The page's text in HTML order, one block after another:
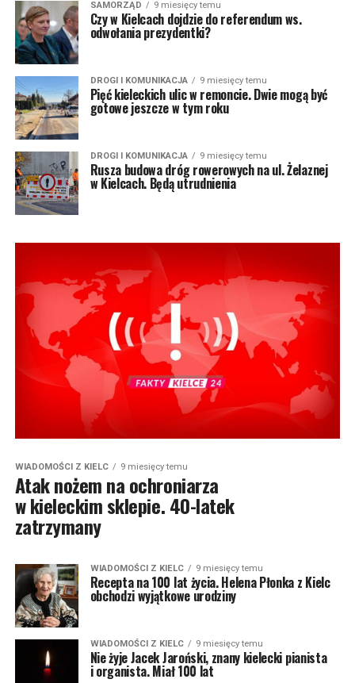
SAMORZĄD 9 miesięcy temu
Czy w Kielcach dojdzie do referendum ws.
odwołania prezydentki?
DROGI I KOMUNIKACJA 9 miesięcy temu
Pięć kieleckich ulic w remoncie. Dwie mogą być
gotowe jeszcze w tym roku
DROGI I KOMUNIKACJA 9 miesięcy temu
Rusza budowa dróg rowerowych na ul. Żelaznej
w Kielcach. Będą utrudnienia
WIADOMOŚCI Z KIELC 9 miesięcy temu
Atak nożem na ochroniarza
w kieleckim sklepie. 40-latek
zatrzymany
WIADOMOŚCI Z KIELC 9 miesięcy temu
Recepta na 100 lat życia. Helena Płonka z Kielc
obchodzi wyjątkowe urodziny
WIADOMOŚCI Z KIELC 9 miesięcy temu
Nie żyje Jacek Jaroński, znany kielecki pianista
i organista. Miał 100 lat